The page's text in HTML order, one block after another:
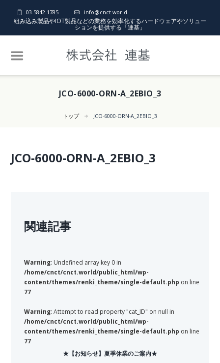
03-5842-1785 info@cnct.world
組み込み製品やIOT製品などの業務を効率化するハードウェアやソリュー
ションを提供する「連基」
JCO-6000-ORN-A_2EBIO_3
トップ JCO-6000-ORN-A_2EBIO_3
JCO-6000-ORN-A_2EBIO_3
関連記事
Warning: Undefined array key 0 in
/home/cnct/cnct.world/public_html/wp-
content/themes/renki_theme/single-default.php on line
77
Warning: Attempt to read property "cat_ID" on null in
/home/cnct/cnct.world/public_html/wp-
content/themes/renki_theme/single-default.php on line
77
★【お知らせ】夏季休業のご案内★